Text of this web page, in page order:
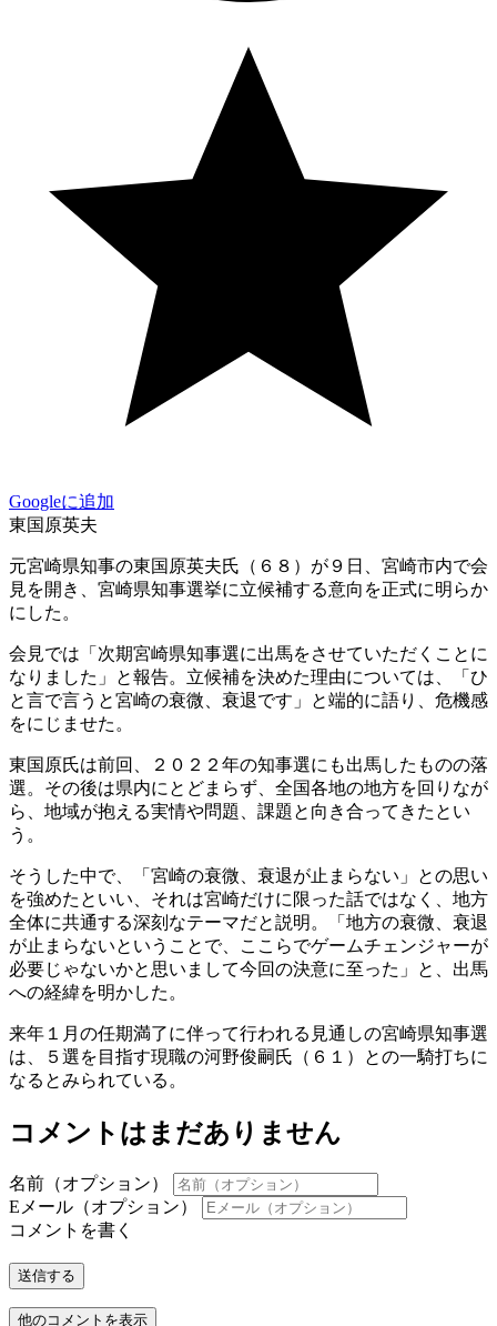
Googleに追加
東国原英夫
元宮崎県知事の東国原英夫氏（６８）が９日、宮崎市内で会
見を開き、宮崎県知事選挙に立候補する意向を正式に明らか
にした。
会見では「次期宮崎県知事選に出馬をさせていただくことに
なりました」と報告。立候補を決めた理由については、「ひ
と言で言うと宮崎の衰微、衰退です」と端的に語り、危機感
をにじませた。
東国原氏は前回、２０２２年の知事選にも出馬したものの落
選。その後は県内にとどまらず、全国各地の地方を回りなが
ら、地域が抱える実情や問題、課題と向き合ってきたとい
う。
そうした中で、「宮崎の衰微、衰退が止まらない」との思い
を強めたといい、それは宮崎だけに限った話ではなく、地方
全体に共通する深刻なテーマだと説明。「地方の衰微、衰退
が止まらないということで、ここらでゲームチェンジャーが
必要じゃないかと思いまして今回の決意に至った」と、出馬
への経緯を明かした。
来年１月の任期満了に伴って行われる見通しの宮崎県知事選
は、５選を目指す現職の河野俊嗣氏（６１）との一騎打ちに
なるとみられている。
コメントはまだありません
名前（オプション）
Eメール（オプション）
コメントを書く
送信する
他のコメントを表示